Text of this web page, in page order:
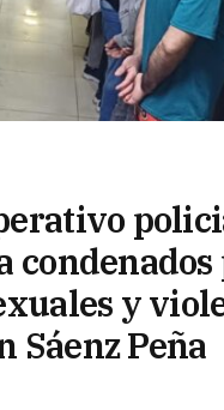
y
Sáenz Peña